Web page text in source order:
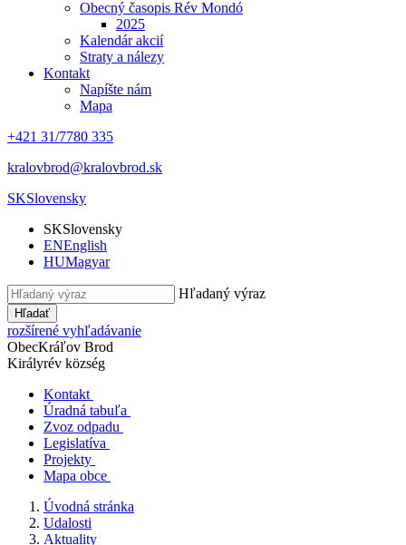
Obecný časopis Rév Mondó
2025
Kalendár akcií
Straty a nálezy
Kontakt
Napíšte nám
Mapa
+421 31/7780 335
kralovbrod@kralovbrod.sk
SKSlovensky
SKSlovensky
ENEnglish
HUMagyar
Hľadaný výraz
Hľadať
rozšírené vyhľadávanie
ObecKráľov Brod
Királyrév község
Kontakt
Úradná tabuľa
Zvoz odpadu
Legislatíva
Projekty
Mapa obce
Úvodná stránka
Udalosti
Aktuality